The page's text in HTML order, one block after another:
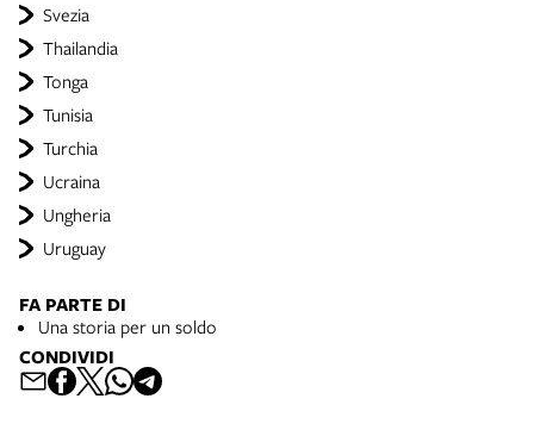
Svezia
Thailandia
Tonga
Tunisia
Turchia
Ucraina
Ungheria
Uruguay
FA PARTE DI
Una storia per un soldo
CONDIVIDI